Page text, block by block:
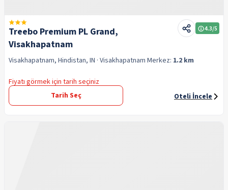
Treebo Premium PL Grand,
Visakhapatnam
4.3/5
Visakhapatnam, Hindistan, IN · Visakhapatnam Merkez: 1.2 km
Fiyatı görmek için tarih seçiniz
Tarih Seç
Oteli İncele